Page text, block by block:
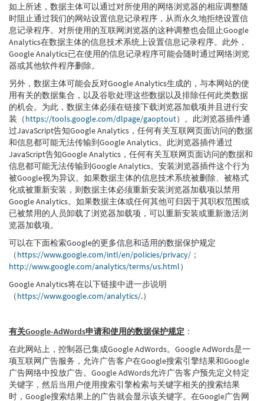
如上所述，数据主体可以通过对所使用的网络浏览器的相应调整随
时阻止通过我们的网站设置信息记录程序，从而永久地拒绝设置信
息记录程序。对所使用的互联网浏览器的这种调整也会阻止Google
Analytics在数据主体的信息技术系统上设置信息记录程序。此外，
Google Analytics已在使用的信息记录程序可能会随时通过网络浏览
器或其他软件程序删除。
另外，数据主体可能会反对Google Analytics生成的，与本网站的使
用有关的数据集合，以及谷歌处理这些数据以及排除任何此类数据
的机会。为此，数据主体必须在链接下载浏览器加载项并且进行安
装（https://tools.google.com/dlpage/gaoptout）。此浏览器插件通
过JavaScript告知Google Analytics，任何有关互联网页面访问的数据
和信息都可能无法传输到Google Analytics。此浏览器插件通过
JavaScript告知Google Analytics，任何有关互联网页面访问的数据和
信息都可能无法传输到Google Analytics。安装浏览器插件这个行为
被Google视为异议。如果数据主体的信息技术系统被删除、被格式
化或被重新安装，则数据主体必须重新安装浏览器加载项以禁用
Google Analytics。如果数据主体或任何其他可归因于其职权范围或
已被禁用的人员卸载了浏览器加载项，可以重新安装或重新激活浏
览器加载项。
可以在下面检索Google的更多信息和适用的数据保护规定
（https://www.google.com/intl/en/policies/privacy/；
http://www.google.com/analytics/terms/us.html）
Google Analytics将在以下链接中进一步说明
（https://www.google.com/analytics/.）
有关Google-AdWords申请和使用的数据保护规定 ：
在此网站上，控制器已集成Google AdWords。Google AdWords是一
项互联网广告服务，允许广告客户在Google搜索引擎结果和Google
广告网络中投放广告。Google AdWords允许广告客户预先定义特定
关键字，然后当用户使用搜索引擎检索与关键字相关的搜索结果
时，Google搜索结果上的广告就会显示该关键字。在Google广告网